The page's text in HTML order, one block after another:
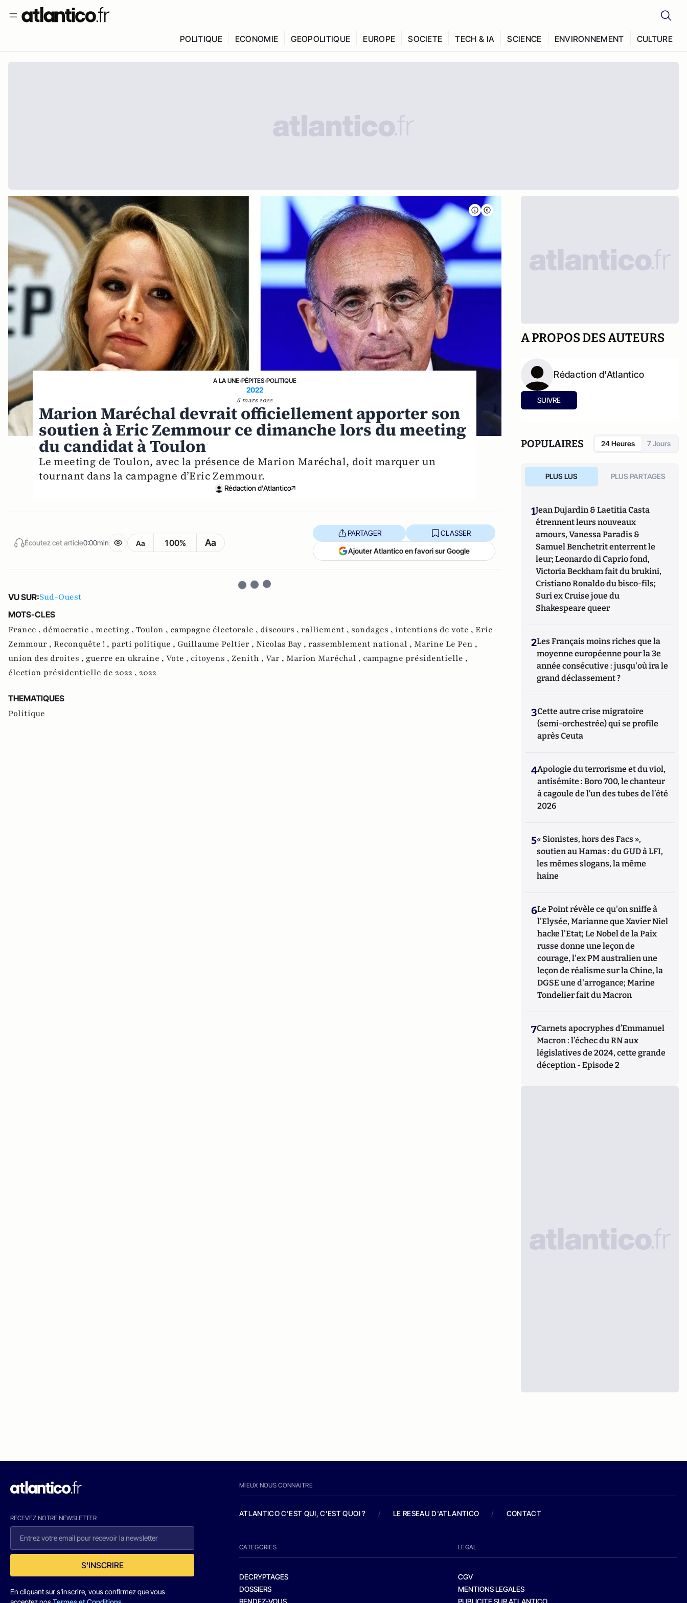
POLITIQUE ECONOMIE GEOPOLITIQUE EUROPE SOCIETE TECH & IA SCIENCE ENVIRONNEMENT CULTURE
A LA UNE›PÉPITES›POLITIQUE
2022
6 mars 2022
Marion Maréchal devrait officiellement apporter son
soutien à Eric Zemmour ce dimanche lors du meeting
du candidat à Toulon
Le meeting de Toulon, avec la présence de Marion Maréchal, doit marquer un
tournant dans la campagne d’Eric Zemmour.
Rédaction d'Atlantico
Écoutez cet article0:00min Aa 100% Aa
PARTAGER CLASSER
Ajouter Atlantico en favori sur Google
VU SUR:Sud-Ouest
MOTS-CLES
France , démocratie , meeting , Toulon , campagne électorale , discours , ralliement , sondages , intentions de vote , Eric
Zemmour , Reconquête ! , parti politique , Guillaume Peltier , Nicolas Bay , rassemblement national , Marine Le Pen ,
union des droites , guerre en ukraine , Vote , citoyens , Zenith , Var , Marion Maréchal , campagne présidentielle ,
élection présidentielle de 2022 , 2022
THEMATIQUES
Politique
A PROPOS DES AUTEURS
Rédaction d'Atlantico
SUIVRE
POPULAIRES 24 Heures 7 Jours
PLUS LUS PLUS PARTAGES
1Jean Dujardin & Laetitia Casta
étrennent leurs nouveaux
amours, Vanessa Paradis &
Samuel Benchetrit enterrent le
leur; Leonardo di Caprio fond,
Victoria Beckham fait du brukini,
Cristiano Ronaldo du bisco-fils;
Suri ex Cruise joue du
Shakespeare queer
2Les Français moins riches que la
moyenne européenne pour la 3e
année consécutive : jusqu'où ira le
grand déclassement ?
3Cette autre crise migratoire
(semi-orchestrée) qui se profile
après Ceuta
4Apologie du terrorisme et du viol,
antisémite : Boro 700, le chanteur
à cagoule de l’un des tubes de l’été
2026
5« Sionistes, hors des Facs »,
soutien au Hamas : du GUD à LFI,
les mêmes slogans, la même
haine
6Le Point révèle ce qu'on sniffe à
l'Elysée, Marianne que Xavier Niel
hacke l'Etat; Le Nobel de la Paix
russe donne une leçon de
courage, l'ex PM australien une
leçon de réalisme sur la Chine, la
DGSE une d'arrogance; Marine
Tondelier fait du Macron
7Carnets apocryphes d’Emmanuel
Macron : l’échec du RN aux
législatives de 2024, cette grande
déception - Episode 2
RECEVEZ NOTRE NEWSLETTER
S'INSCRIRE
En cliquant sur s'inscrire, vous confirmez que vous
MIEUX NOUS CONNAITRE
ATLANTICO C'EST QUI, C'EST QUOI ? / LE RESEAU D'ATLANTICO / CONTACT
CATEGORIES
DECRYPTAGES
DOSSIERS
RENDEZ-VOUS
LEGAL
CGV
MENTIONS LEGALES
PUBLICITE SUR ATLANTICO